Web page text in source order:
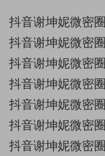
抖音谢坤妮微密
抖音谢坤妮微密
抖音谢坤妮微密
抖音谢坤妮微密
抖音谢坤妮微密
抖音谢坤妮微密
抖音谢坤妮微密